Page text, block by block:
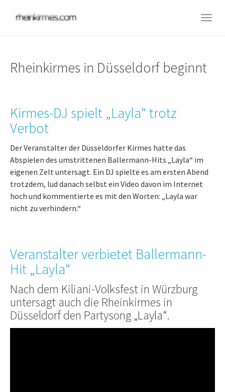
Rheinkirmes in Düsseldorf beginnt
Kirmes-DJ spielt „Layla“ trotz
Verbot
Der Veranstalter der Düsseldorfer Kirmes hatte das
Abspielen des umstrittenen Ballermann-Hits „Layla“ im
eigenen Zelt untersagt. Ein DJ spielte es am ersten Abend
trotzdem, lud danach selbst ein Video davon im Internet
hoch und kommentierte es mit den Worten: „Layla war
nicht zu verhindern.“
Veranstalter verbietet Ballermann-
Hit „Layla“
Nach dem Kiliani-Volksfest in Würzburg
untersagt auch die Rheinkirmes in
Düsseldorf den Partysong „Layla“.